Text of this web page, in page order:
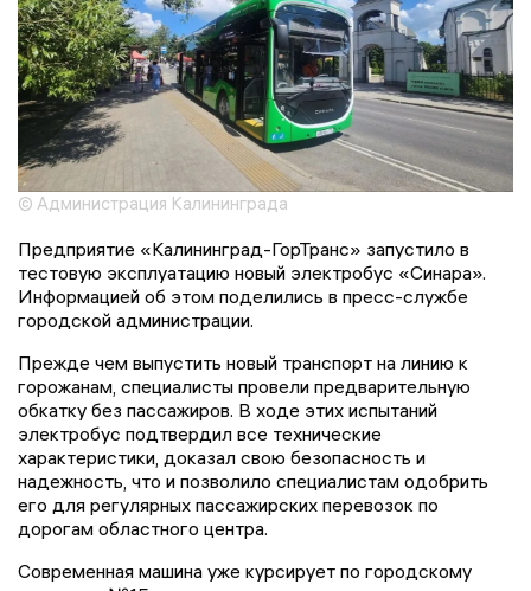
© Администрация Калининграда
Предприятие «Калининград-ГорТранс» запустило в
тестовую эксплуатацию новый электробус «Синара».
Информацией об этом поделились в пресс-службе
городской администрации.
Прежде чем выпустить новый транспорт на линию к
горожанам, специалисты провели предварительную
обкатку без пассажиров. В ходе этих испытаний
электробус подтвердил все технические
характеристики, доказал свою безопасность и
надежность, что и позволило специалистам одобрить
его для регулярных пассажирских перевозок по
дорогам областного центра.
Современная машина уже курсирует по городскому